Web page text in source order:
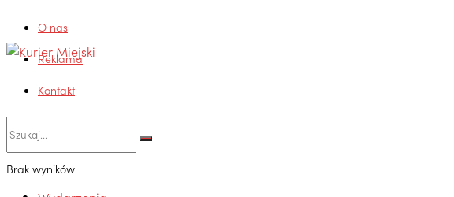
O nas
Reklama
Kontakt
Brak wyników